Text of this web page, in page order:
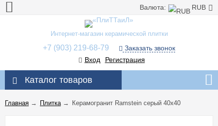
Валюта: RUB
Интернет-магазин керамической плитки
+7 (903) 219-68-79
Заказать звонок
Вход
Регистрация
Каталог товаров
Главная → Плитка→ Керамогранит Ramstein серый 40x40